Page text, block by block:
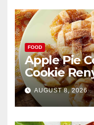
FOOD
Apple Pie
Cookie
AUGUST 8, 2026